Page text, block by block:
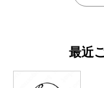
最近